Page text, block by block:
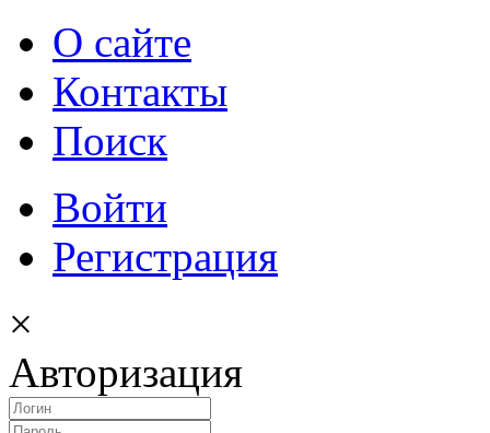
О сайте
Контакты
Поиск
Войти
Регистрация
×
Авторизация